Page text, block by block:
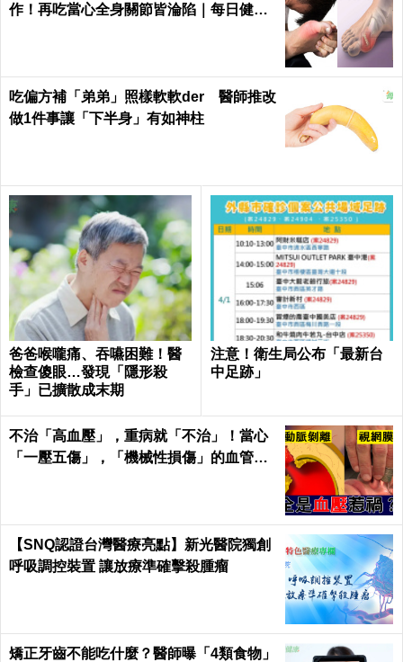
作！再吃當心全身關節皆淪陷｜每日健康
吃偏方補「弟弟」照樣軟軟der 醫師推改
做1件事讓「下半身」有如神柱
爸爸喉嚨痛、吞嚥困難！醫
檢查傻眼…發現「隱形殺
手」已擴散成末期
注意！衛生局公布「最新台
中足跡」
不治「高血壓」，重病就「不治」！當心
「一壓五傷」，「機械性損傷」的血管衝
【SNQ認證台灣醫療亮點】新光醫院獨創
呼吸調控裝置 讓放療準確擊殺腫瘤
矯正牙齒不能吃什麼？醫師曝「4類食物」